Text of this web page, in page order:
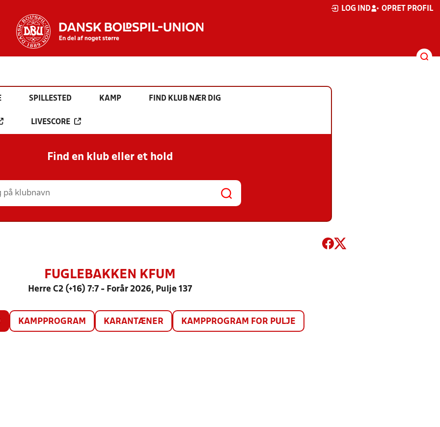
LOG IND OPRET PROFIL
SPILLESTED KAMP FIND KLUB NÆR DIG
LIVESCORE
Find en klub eller et hold
FUGLEBAKKEN KFUM
Herre C2 (+16) 7:7 - Forår 2026, Pulje 137
KAMPPROGRAM KARANTÆNER KAMPPROGRAM FOR PULJE